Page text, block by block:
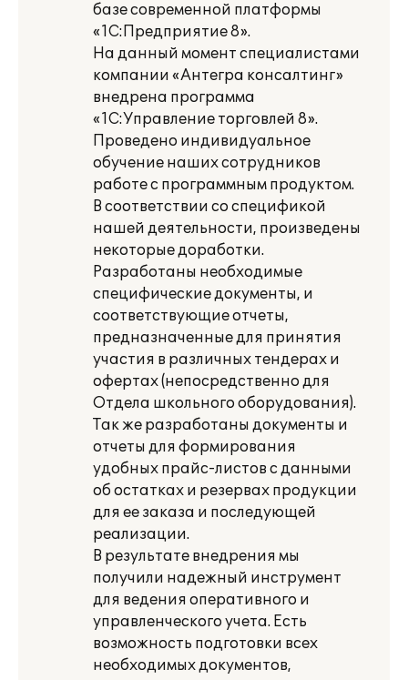
базе современной платформы
«1С:Предприятие 8».
На данный момент специалистами
компании «Антегра консалтинг»
внедрена программа
«1С:Управление торговлей 8».
Проведено индивидуальное
обучение наших сотрудников
работе с программным продуктом.
В соответствии со спецификой
нашей деятельности, произведены
некоторые доработки.
Разработаны необходимые
специфические документы, и
соответствующие отчеты,
предназначенные для принятия
участия в различных тендерах и
офертах (непосредственно для
Отдела школьного оборудования).
Так же разработаны документы и
отчеты для формирования
удобных прайс-листов с данными
об остатках и резервах продукции
для ее заказа и последующей
реализации.
В результате внедрения мы
получили надежный инструмент
для ведения оперативного и
управленческого учета. Есть
возможность подготовки всех
необходимых документов,